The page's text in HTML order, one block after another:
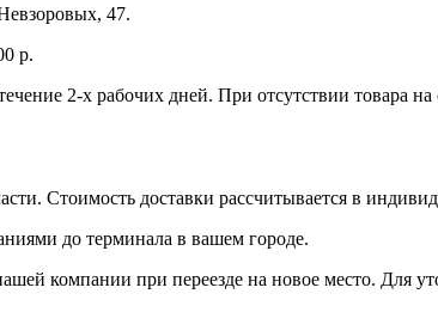
47.
р.
2-х рабочих дней. При отсутствии товара
Стоимость доставки рассчитывается в
до терминала в вашем городе.
компании при переезде на новое место. Для